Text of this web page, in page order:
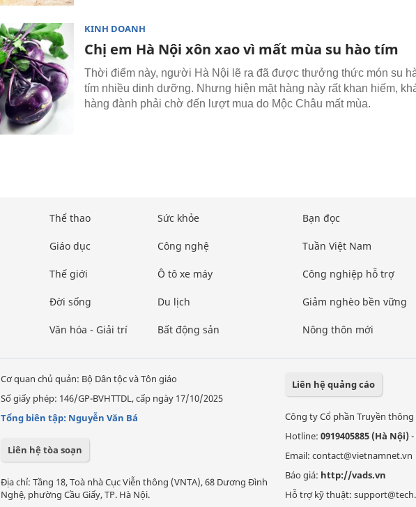
KINH DOANH
Chị em Hà Nội xôn xao vì mất mùa su hào tím
Thời điểm này, người Hà Nội lẽ ra đã được thưởng thức món su
tím nhiều dinh dưỡng. Nhưng hiện mặt hàng này rất khan hiếm,
hàng đành phải chờ đến lượt mua do Mộc Châu mất mùa.
Thể thao
Giáo dục
Thế giới
Đời sống
Văn hóa - Giải trí
Sức khỏe
Công nghệ
Ô tô xe máy
Du lịch
Bất động sản
Bạn đọc
Tuần Việt Nam
Công nghiệp hỗ trợ
Giảm nghèo bền vững
Nông thôn mới
Cơ quan chủ quản: Bộ Dân tộc và Tôn giáo
Số giấy phép: 146/GP-BVHTTDL, cấp ngày 17/10/2025
Tổng biên tập: Nguyễn Văn Bá
Liên hệ tòa soạn
Địa chỉ: Tầng 18, Toà nhà Cục Viễn thông (VNTA), 68 Dương Đình
Nghệ, phường Cầu Giấy, TP. Hà Nội.
Liên hệ quảng cáo
Công ty Cổ phần Truyền
Hotline: 0919405885 (Hà Nội)-
Email: contact@vietnamnet.vn
Báo giá: http://vads.vn
Hỗ trợ kỹ thuật: